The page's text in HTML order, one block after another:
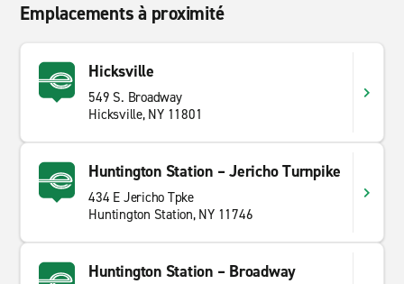
Emplacements à proximité
Hicksville
549 S. Broadway
Hicksville, NY 11801
Huntington Station – Jericho Turnpike
434 E Jericho Tpke
Huntington Station, NY 11746
Huntington Station – Broadway